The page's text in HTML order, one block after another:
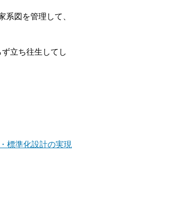
図を管理して、
立ち往生してし
標準化設計の実現